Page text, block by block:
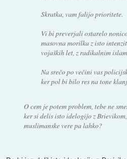
Skratka, vam falijo prioritete.
Vi bi preverjali ostarelo
masovna morilka z isto
vojaških let, z radikalnim
Na srečo po večini vas
ker pol bi bilo res na tone
O cem je potem problem, tebe ne
ker si delis isto idelogijo z
muslimanske vere pa lahko?